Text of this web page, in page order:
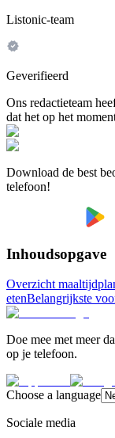
Listonic-team
Geverifieerd
Ons redactieteam
dat het op het
Download de best
telefoon!
Inhoudsopgave
Overzicht
etenBelangrijkste
Doe mee met meer
op je telefoon.
Choose a language
Sociale media